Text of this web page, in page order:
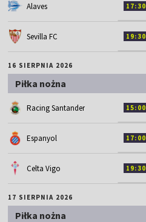
Alaves 17:30
Sevilla FC 19:30
16 SIERPNIA 2026
Piłka nożna
Racing Santander 15:00
Espanyol 17:00
Celta Vigo 19:30
17 SIERPNIA 2026
Piłka nożna